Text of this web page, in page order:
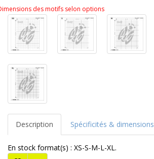
des motifs selon options
Description Spécificités & dimensions
En stock format(s) : XS-S-M-L-XL.